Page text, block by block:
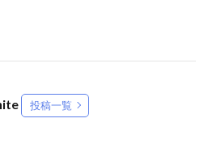
投稿一覧